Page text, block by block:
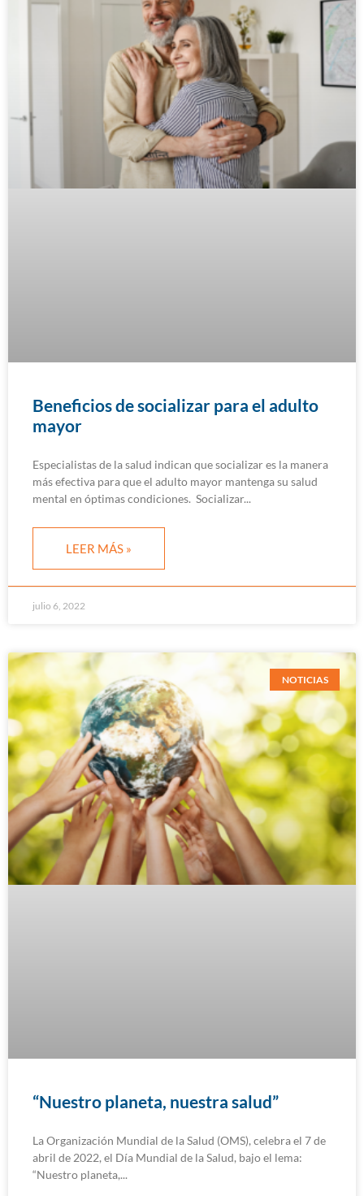
Beneficios de socializar para el adulto
mayor
Especialistas de la salud indican que socializar es la manera
más efectiva para que el adulto mayor mantenga su salud
mental en óptimas condiciones. Socializar
LEER MÁS »
julio 6, 2022
NOTICIAS
“Nuestro planeta, nuestra salud”
La Organización Mundial de la Salud (OMS), celebra el 7 de
abril de 2022, el Día Mundial de la Salud, bajo el lema:
“Nuestro planeta,